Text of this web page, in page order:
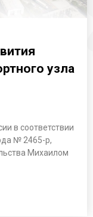
узла
в соответствии
№ 2465-р,
Михаилом